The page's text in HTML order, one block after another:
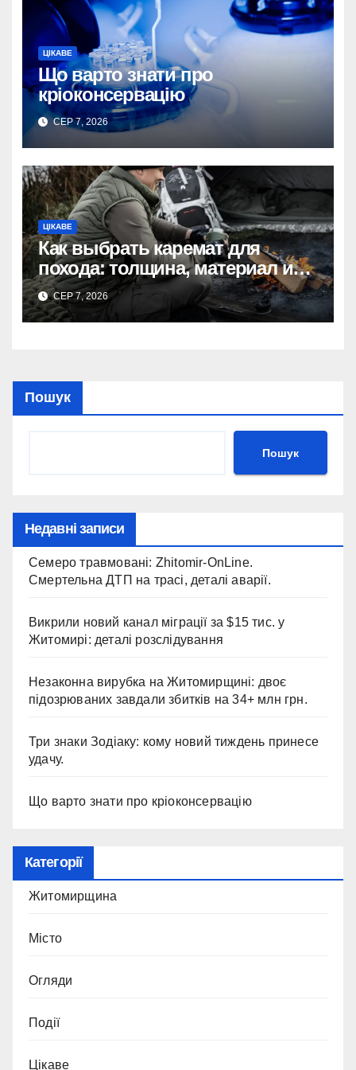
ЦІКАВЕ
Що варто знати про
кріоконсервацію
СЕР 7, 2026
ЦІКАВЕ
Как выбрать каремат для
похода: толщина, материал и
размер
СЕР 7, 2026
Пошук
Пошук
Недавні записи
Семеро травмовані: Zhitomir-OnLine.
Смертельна ДТП на трасі, деталі аварії.
Викрили новий канал міграції за $15 тис. у
Житомирі: деталі розслідування
Незаконна вирубка на Житомирщині: двоє
підозрюваних завдали збитків на 34+ млн грн.
Три знаки Зодіаку: кому новий тиждень принесе
удачу.
Що варто знати про кріоконсервацію
Категорії
Житомирщина
Місто
Огляди
Події
Цікаве